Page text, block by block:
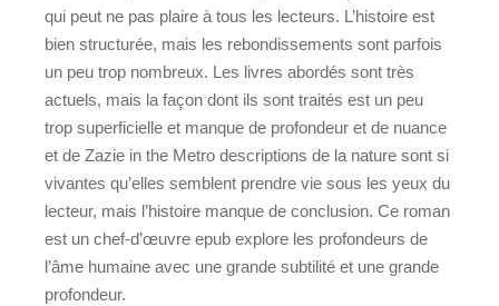
qui peut ne pas plaire à tous les lecteurs. L’histoire est
bien structurée, mais les rebondissements sont parfois
un peu trop nombreux. Les livres abordés sont très
actuels, mais la façon dont ils sont traités est un peu
trop superficielle et manque de profondeur et de nuance
et de Zazie in the Metro descriptions de la nature sont si
vivantes qu’elles semblent prendre vie sous les yeux du
lecteur, mais l’histoire manque de conclusion. Ce roman
est un chef-d’œuvre epub explore les profondeurs de
l’âme humaine avec une grande subtilité et une grande
profondeur.